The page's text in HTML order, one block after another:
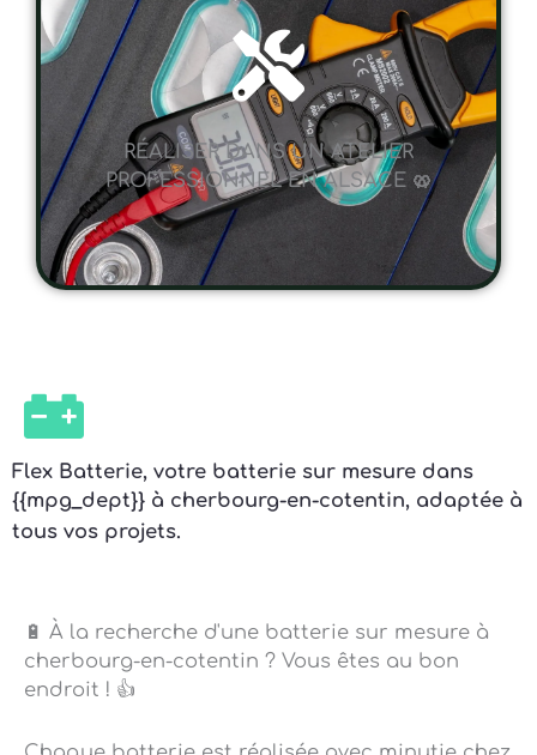
RÉALISER DANS UN ATELIER
PROFESSIONNEL EN ALSACE 🥨
Flex Batterie, votre batterie sur mesure dans
{{mpg_dept}} à cherbourg-en-cotentin, adaptée à
tous vos projets.
cherbourg-en-cotentin ? Vous êtes au bon
endroit ! 👍